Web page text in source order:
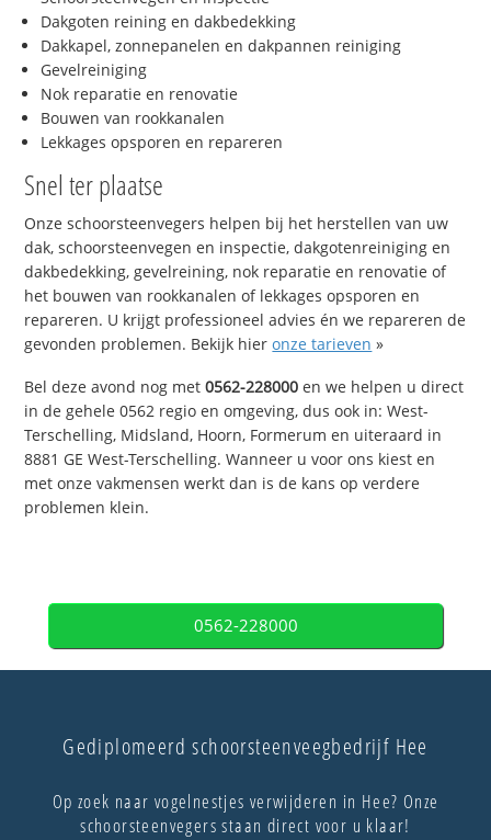
Dakgoten reining en dakbedekking
Dakkapel, zonnepanelen en dakpannen reiniging
Gevelreiniging
Nok reparatie en renovatie
Bouwen van rookkanalen
Lekkages opsporen en repareren
Snel ter plaatse
Onze schoorsteenvegers helpen bij het herstellen van uw
dak, schoorsteenvegen en inspectie, dakgotenreiniging en
dakbedekking, gevelreining, nok reparatie en renovatie of
het bouwen van rookkanalen of lekkages opsporen en
repareren. U krijgt professioneel advies én we repareren de
gevonden problemen. Bekijk hieronze tarieven »
Bel deze avond nog met0562-228000 en we helpen u direct
in de gehele 0562 regio en omgeving, dus ook in: West-
Terschelling, Midsland, Hoorn, Formerum en uiteraard in
8881 GE West-Terschelling. Wanneer u voor ons kiest en
met onze vakmensen werkt dan is de kans op verdere
problemen klein.
0562-228000
Gediplomeerd schoorsteenveegbedrijf Hee
Op zoek naar vogelnestjes verwijderen in Hee? Onze
schoorsteenvegers staan direct voor u klaar!